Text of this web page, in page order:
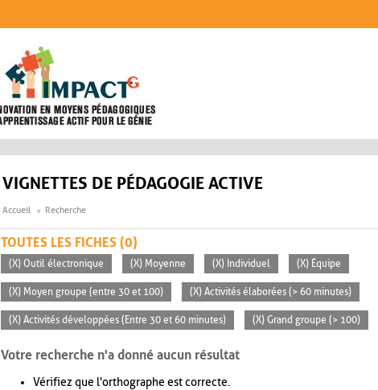
VIGNETTES DE PÉDAGOGIE ACTIVE
Accueil Recherche
TOUTES LES FICHES (0)
(X) Outil électronique (X) Moyenne (X) Individuel (X) Équipe
(X) Moyen groupe (entre 30 et 100) (X) Activités élaborées (> 60 minutes)
(X) Activités développées (Entre 30 et 60 minutes) (X) Grand groupe (> 100)
Votre recherche n'a donné aucun résultat
Vérifiez que l'orthographe est correcte.